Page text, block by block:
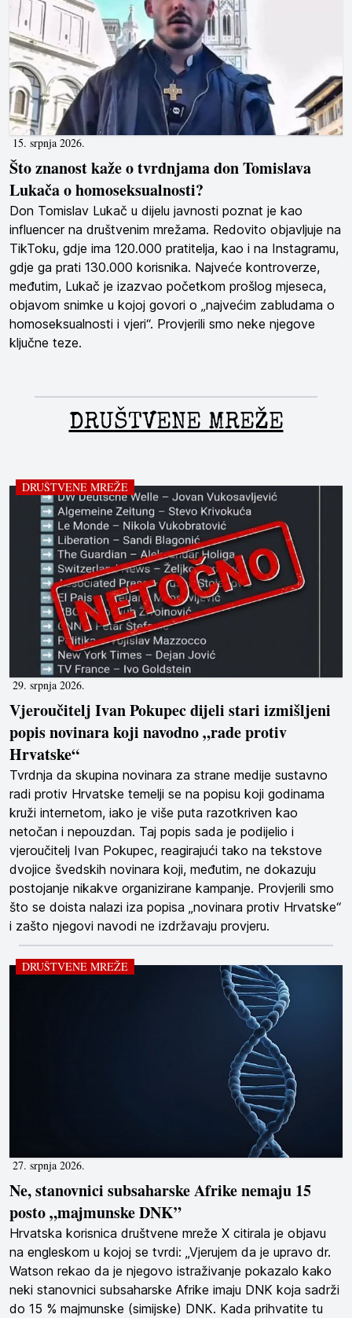
15. srpnja 2026.
Što znanost kaže o tvrdnjama don Tomislava
Lukača o homoseksualnosti?
Don Tomislav Lukač u dijelu javnosti poznat je kao
influencer na društvenim mrežama. Redovito objavljuje na
TikToku, gdje ima 120.000 pratitelja, kao i na Instagramu,
gdje ga prati 130.000 korisnika. Najveće kontroverze,
međutim, Lukač je izazvao početkom prošlog mjeseca,
objavom snimke u kojoj govori o „najvećim zabludama o
homoseksualnosti i vjeri“. Provjerili smo neke njegove
ključne teze.
DRUŠTVENE MREŽE
29. srpnja 2026.
DRUŠTVENE MREŽE
Vjeroučitelj Ivan Pokupec dijeli stari izmišljeni
popis novinara koji navodno „rade protiv
Hrvatske“
Tvrdnja da skupina novinara za strane medije sustavno
radi protiv Hrvatske temelji se na popisu koji godinama
kruži internetom, iako je više puta razotkriven kao
netočan i nepouzdan. Taj popis sada je podijelio i
vjeroučitelj Ivan Pokupec, reagirajući tako na tekstove
dvojice švedskih novinara koji, međutim, ne dokazuju
postojanje nikakve organizirane kampanje. Provjerili smo
što se doista nalazi iza popisa „novinara protiv Hrvatske“
i zašto njegovi navodi ne izdržavaju provjeru.
27. srpnja 2026.
DRUŠTVENE MREŽE
Ne, stanovnici subsaharske Afrike nemaju 15
posto „majmunske DNK”
Hrvatska korisnica društvene mreže X citirala je objavu
na engleskom u kojoj se tvrdi: „Vjerujem da je upravo dr.
Watson rekao da je njegovo istraživanje pokazalo kako
neki stanovnici subsaharske Afrike imaju DNK koja sadrži
do 15 % majmunske (simijske) DNK. Kada prihvatite tu